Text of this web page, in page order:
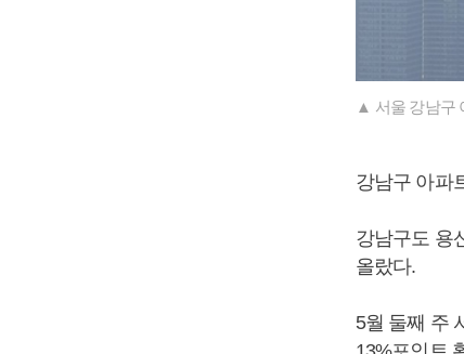
▲ 서울 강남구
강남구 아파
강남구도 용
올랐다.
5월 둘째 주